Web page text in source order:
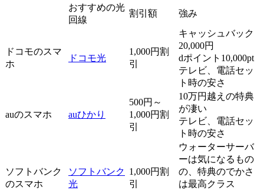
おすすめの光
回線
割引額 強み
ドコモのスマ
ホ
ドコモ光
1,000円割
引
キャッシュバック
20,000円
dポイント10,000pt
テレビ、電話セッ
ト時の安さ
auのスマホ auひかり
500円～
1,000円割
引
10万円越えの特典
が凄い
テレビ、電話セッ
ト時の安さ
ソフトバンク
のスマホ
ソフトバンク
光
1,000円割
引
ウォーターサーバ
ーは気になるもの
の、特典のでかさ
は最高クラス